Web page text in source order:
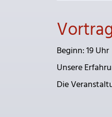
Beginn: 19 Uhr
Unsere
Die